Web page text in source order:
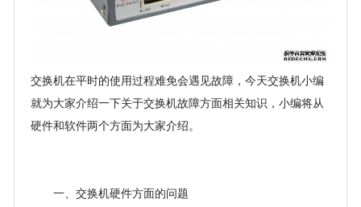
交换机在平时的使用过程难免会遇见故障，今天交换机小编
就为大家介绍一下关于交换机故障方面相关知识，小编将从
硬件和软件两个方面为大家介绍。
一、交换机硬件方面的问题